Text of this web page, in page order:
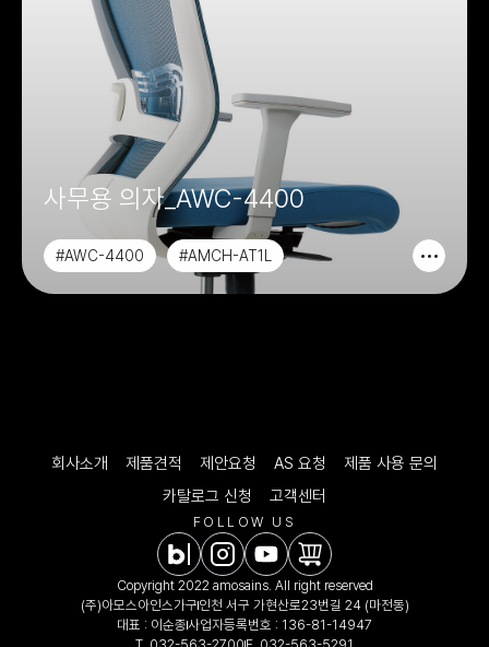
사무용 의자_AWC-4400
#AWC-4400
#AMCH-AT1L
#AAOCH-AT1L
회사소개 제품견적 제안요청 AS 요청
제품 사용 문의
카탈로그 신청
고객센터
FOLLOW US
Copyright 2022 amosains. All right reserved
(주)아모스아인스가구인천 서구 가현산로23번길 24 (마전동)
대표 : 이순종사업자등록번호 : 136-81-14947